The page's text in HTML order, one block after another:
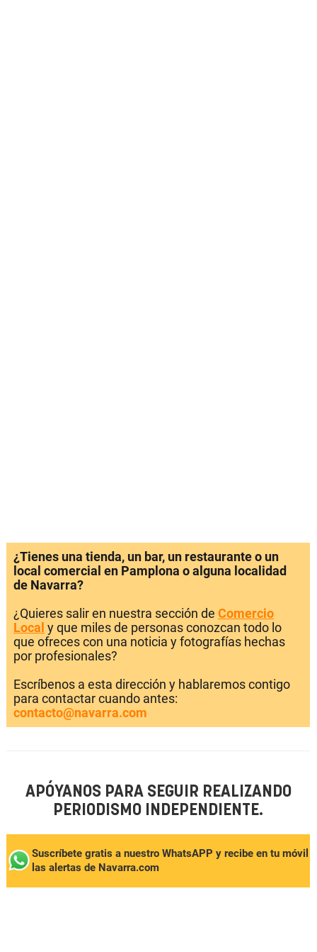
¿Tienes una tienda, un bar, un restaurante o un
local comercial en Pamplona o alguna localidad
de Navarra?
¿Quieres salir en nuestra sección de Comercio
Local y que miles de personas conozcan todo lo
que ofreces con una noticia y fotografías hechas
por profesionales?
Escríbenos a esta dirección y hablaremos contigo
para contactar cuando antes:
contacto@navarra.com
APÓYANOS PARA SEGUIR REALIZANDO
PERIODISMO INDEPENDIENTE.
Suscríbete gratis a nuestro WhatsAPP y recibe en tu móvil
las alertas de Navarra.com